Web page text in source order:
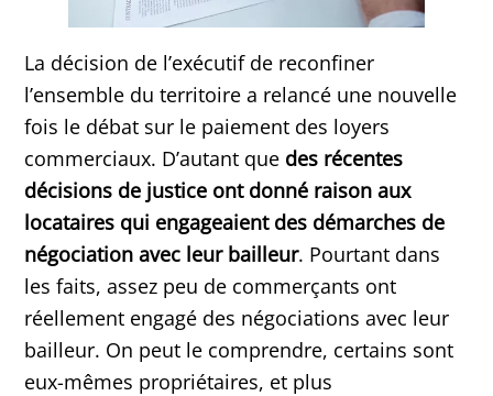
La décision de l’exécutif de reconfiner
l’ensemble du territoire a relancé une nouvelle
fois le débat sur le paiement des loyers
commerciaux. D’autant que des récentes
décisions de justice ont donné raison aux
locataires qui engageaient des démarches de
négociation avec leur bailleur. Pourtant dans
les faits, assez peu de commerçants ont
réellement engagé des négociations avec leur
bailleur. On peut le comprendre, certains sont
eux-mêmes propriétaires, et plus